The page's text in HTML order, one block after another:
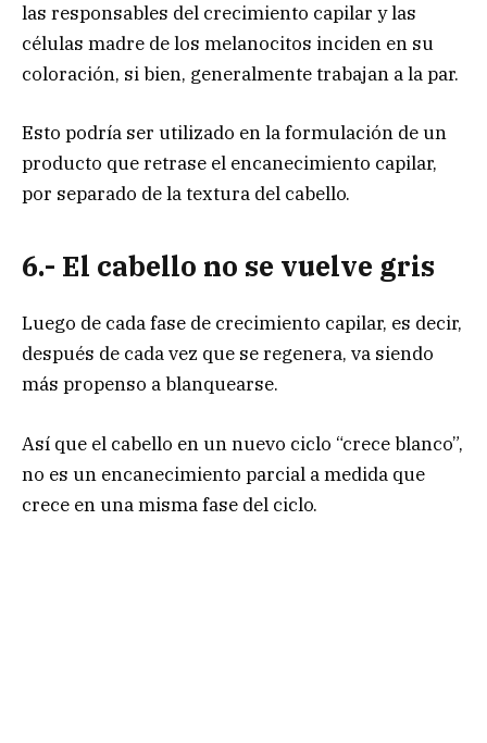
las responsables del crecimiento capilar y las
células madre de los melanocitos inciden en su
coloración, si bien, generalmente trabajan a la par.
Esto podría ser utilizado en la formulación de un
producto que retrase el encanecimiento capilar,
por separado de la textura del cabello.
6.- El cabello no se vuelve gris
Luego de cada fase de crecimiento capilar, es decir,
después de cada vez que se regenera, va siendo
más propenso a blanquearse.
Así que el cabello en un nuevo ciclo “crece blanco”,
no es un encanecimiento parcial a medida que
crece en una misma fase del ciclo.